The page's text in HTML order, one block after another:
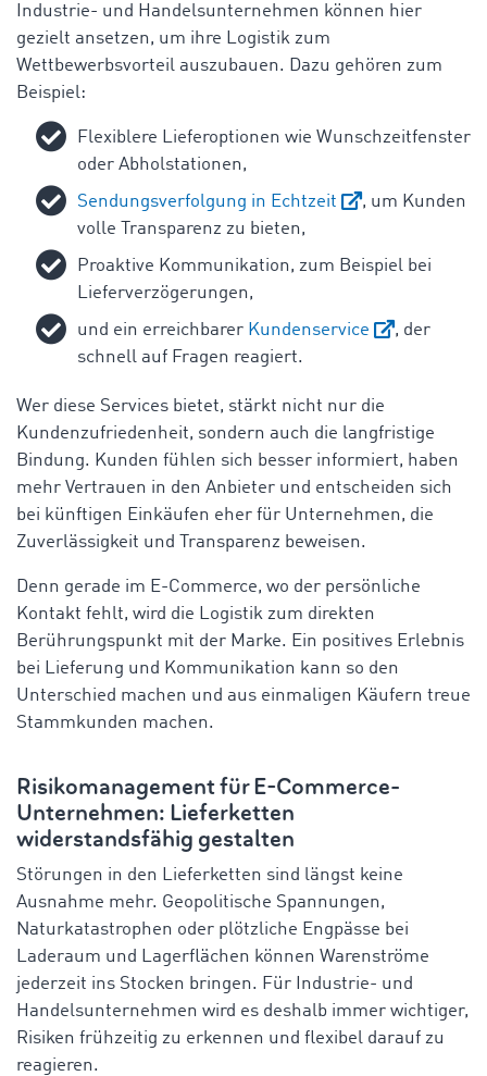
Industrie- und Handelsunternehmen können hier
gezielt ansetzen, um ihre Logistik zum
Wettbewerbsvorteil auszubauen. Dazu gehören zum
Beispiel:
Flexiblere Lieferoptionen wie Wunschzeitfenster
oder Abholstationen,
Sendungsverfolgung in Echtzeit
, um Kunden
volle Transparenz zu bieten,
Proaktive Kommunikation, zum Beispiel bei
Lieferverzögerungen,
und ein erreichbarer Kundenservice
, der
schnell auf Fragen reagiert.
Wer diese Services bietet, stärkt nicht nur die
Kundenzufriedenheit, sondern auch die langfristige
Bindung. Kunden fühlen sich besser informiert, haben
mehr Vertrauen in den Anbieter und entscheiden sich
bei künftigen Einkäufen eher für Unternehmen, die
Zuverlässigkeit und Transparenz beweisen.
Denn gerade im E-Commerce, wo der persönliche
Kontakt fehlt, wird die Logistik zum direkten
Berührungspunkt mit der Marke. Ein positives Erlebnis
bei Lieferung und Kommunikation kann so den
Unterschied machen und aus einmaligen Käufern treue
Stammkunden machen.
Risikomanagement für E-Commerce-
Unternehmen: Lieferketten
widerstandsfähig gestalten
Störungen in den Lieferketten sind längst keine
Ausnahme mehr. Geopolitische Spannungen,
Naturkatastrophen oder plötzliche Engpässe bei
Laderaum und Lagerflächen können Warenströme
jederzeit ins Stocken bringen. Für Industrie- und
Handelsunternehmen wird es deshalb immer wichtiger,
Risiken frühzeitig zu erkennen und flexibel darauf zu
reagieren.